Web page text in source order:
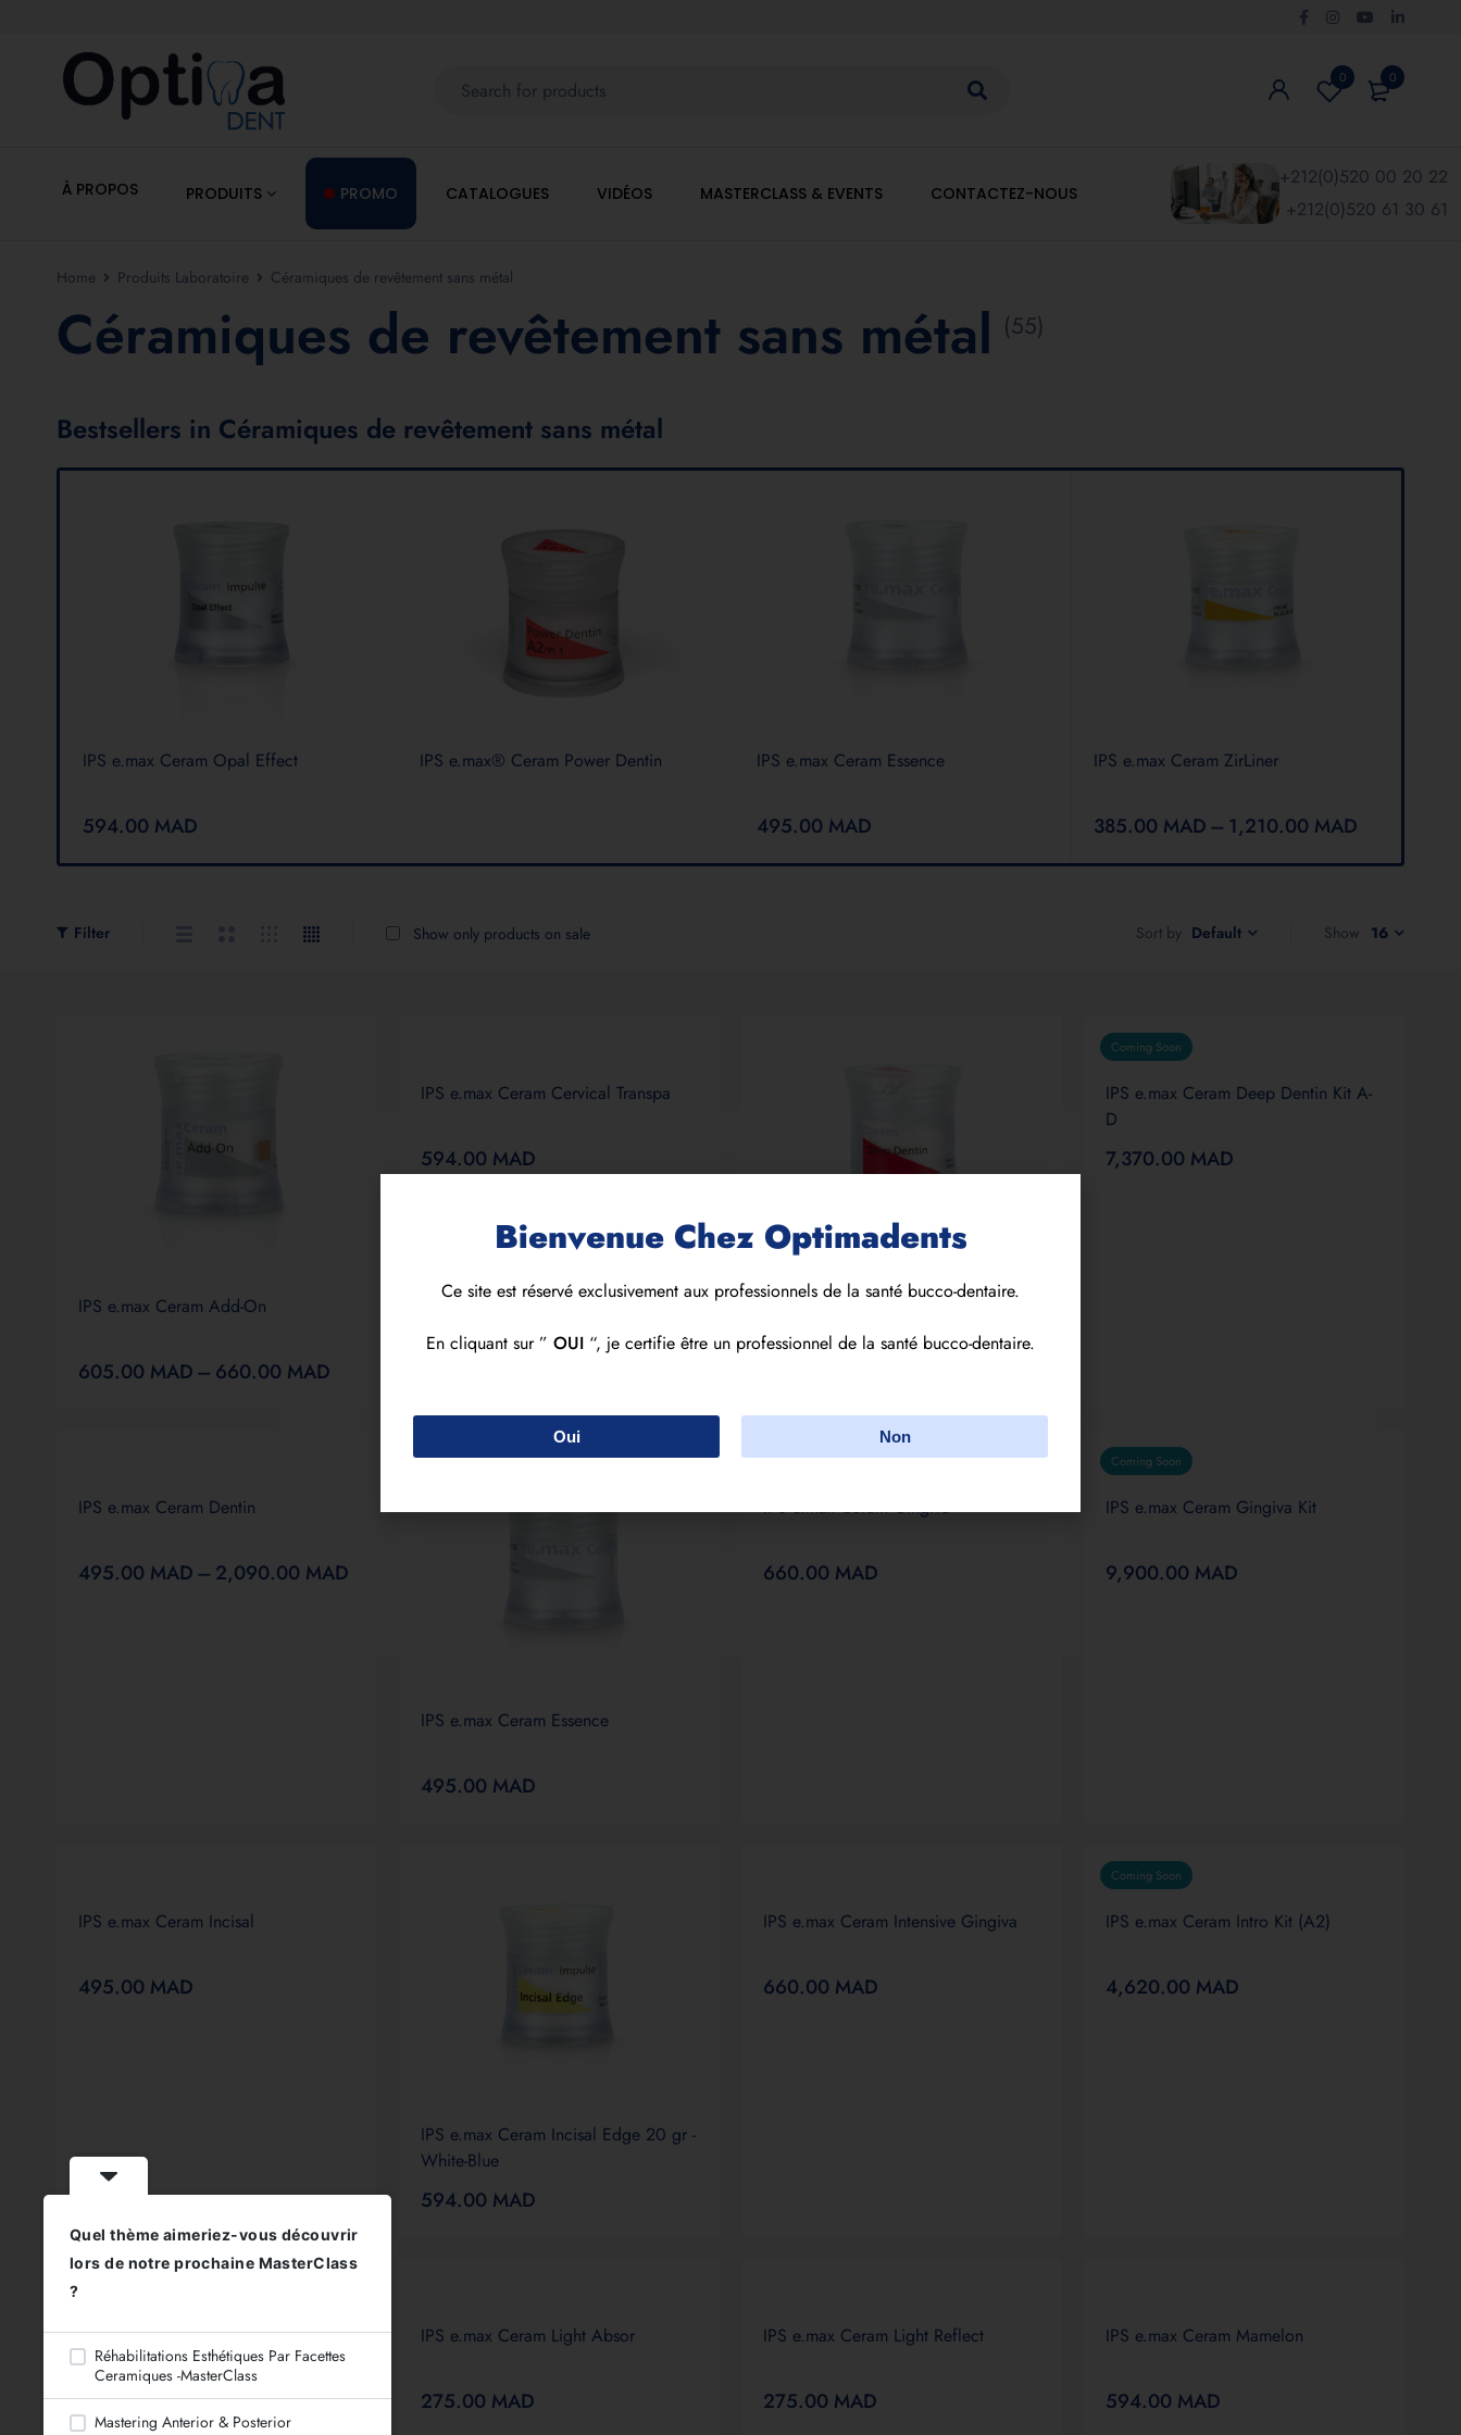
0
0
À PROPOS PRODUITS PROMO CATALOGUES VIDÉOS MASTERCLASS & EVENTS CONTACTEZ-NOUS
+212(0)520 00 20 22
+212(0)520 61 30 61
Home Produits Laboratoire Céramiques de revêtement sans métal
Céramiques de revêtement sans métal (55)
Bestsellers in Céramiques de revêtement sans métal
IPS e.max Ceram Opal Effect
594.00 MAD
IPS e.max® Ceram Power Dentin IPS e.max Ceram Essence
495.00 MAD
IPS e.max Ceram ZirLiner
385.00 MAD– 1,210.00 MAD
Filter Sort by Default
Show only products on sale Show 16
IPS e.max Ceram Add-On
605.00 MAD– 660.00 MAD
IPS e.max Ceram Cervical Transpa
594.00 MAD
IPS e.max Ceram Deep Dentin
Coming Soon
IPS e.max Ceram Deep Dentin Kit A-
D
7,370.00 MAD
IPS e.max Ceram Dentin
495.00 MAD– 2,090.00 MAD
IPS e.max Ceram Essence
495.00 MAD
IPS e.max Ceram Gingiva
660.00 MAD
Coming Soon
IPS e.max Ceram Gingiva Kit
9,900.00 MAD
IPS e.max Ceram Incisal
495.00 MAD
IPS e.max Ceram Incisal Edge 20 gr -
White-Blue
594.00 MAD
IPS e.max Ceram Intensive Gingiva
660.00 MAD
Coming Soon
IPS e.max Ceram Intro Kit (A2)
4,620.00 MAD
IPS e.max Ceram Intro Kit (A3)
4,620.00MAD
IPS e.max Ceram Light Absor
275.00 MAD
IPS e.max Ceram Light Reflect
275.00 MAD
IPS e.max Ceram Mamelon
594.00 MAD
Quel thème aimeriez-vous découvrir
lors de notre prochaine MasterClass
?
Réhabilitations Esthétiques Par Facettes
Ceramiques -MasterClass
Mastering Anterior & Posterior
Bienvenue Chez Optimadents
Ce site est réservé exclusivement aux professionnels de la santé bucco-dentaire.
En cliquant sur ” OUI “, je certifie être un professionnel de la santé bucco-dentaire.
Oui Non